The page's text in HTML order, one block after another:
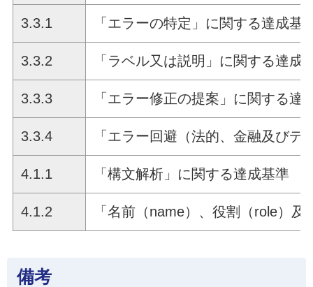
3.3.1 「エラーの特定」に関する達成基
3.3.2 「ラベル又は説明」に関する達成
3.3.3 「エラー修正の提案」に関する達
3.3.4 「エラー回避（法的、金融及び
4.1.1 「構文解析」に関する達成基準
4.1.2 「名前（name）、役割（role）
備考